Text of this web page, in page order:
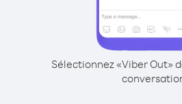
Sélectionnez «Viber Out»